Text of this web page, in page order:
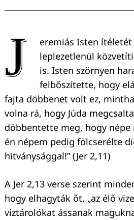
J
eremiás Isten
leplezetlenül
is. Isten szörnyen
felbőszítette, hogy
fajta döbbenet volt ez,
volna rá, hogy Júda
döbbentette meg, hogy
én népem pedig fölcserélte
hitványsággal!” (Jer 2,11)
A Jer 2,13 verse szerint
hogy elhagyták őt, „az élő
víztárolókat ássanak